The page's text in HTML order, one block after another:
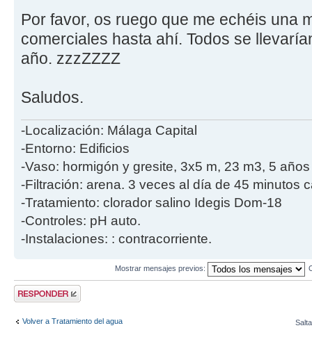
Por favor, os ruego que me echéis una
comerciales hasta ahí. Todos se
año. zzzZZZZ
Saludos.
-Localización: Málaga Capital
-Entorno: Edificios
-Vaso: hormigón y gresite, 3x5 m, 23 m3, 5 años
-Filtración: arena. 3 veces al día de 45 minutos
-Tratamiento: clorador salino Idegis Dom-18
-Controles: pH auto.
-Instalaciones: : contracorriente.
Mostrar mensajes previos:
Publicar una
respuesta
Volver a Tratamiento del agua